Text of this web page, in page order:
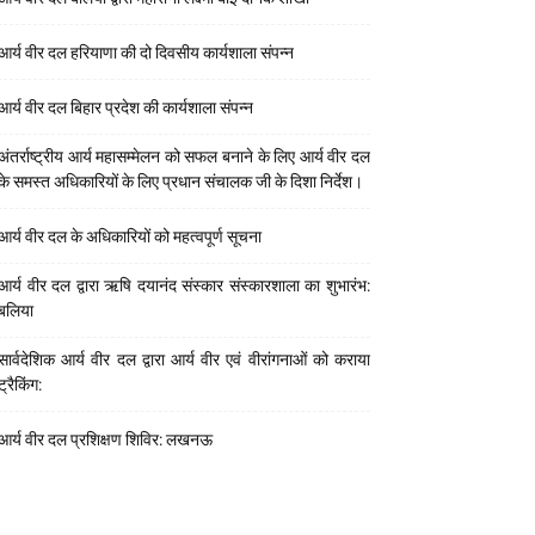
वीर दल हरियाणा की दो दिवसीय कार्यशाला संपन्न
वीर दल बिहार प्रदेश की कार्यशाला संपन्न
आर्य महासम्मेलन को सफल बनाने के लिए आर्य वीर दल
समस्त अधिकारियों के लिए प्रधान संचालक जी के दिशा निर्देश।
वीर दल के अधिकारियों को महत्वपूर्ण सूचना
वीर दल द्वारा ऋषि दयानंद संस्कार संस्कारशाला का शुभारंभ:
आर्य वीर दल द्वारा आर्य वीर एवं वीरांगनाओं को कराया
वीर दल प्रशिक्षण शिविर: लखनऊ